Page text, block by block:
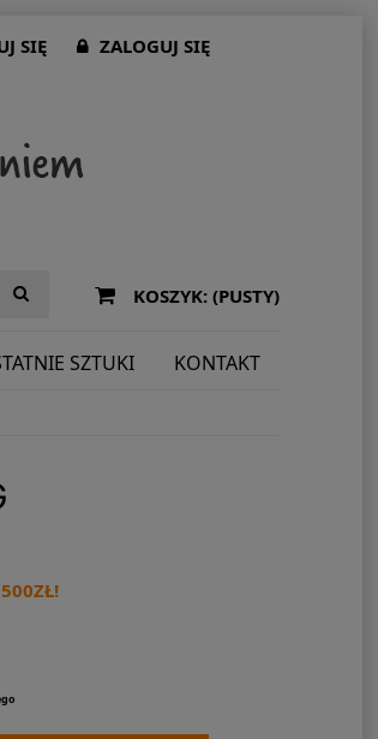
SIĘ ZALOGUJ SIĘ
KOSZYK: (PUSTY)
SZTUKI KONTAKT